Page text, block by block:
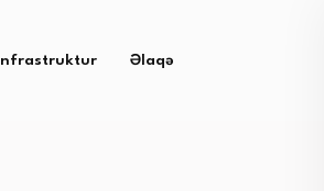
İnfrastruktur Əlaqə